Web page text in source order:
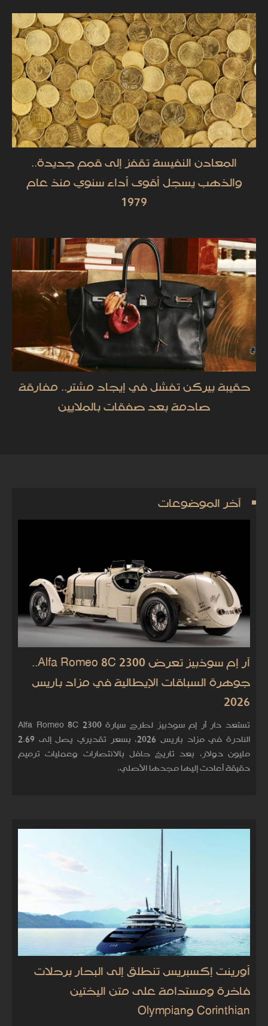
المعادن النفيسة تقفز إلى قمم جديدة..
والذهب يسجل أقوى أداء سنوي منذ عام
1979
حقيبة بيركن تفشل في إيجاد مشترٍ.. مفارقة
صادمة بعد صفقات بالملايين
آخر الموضوعات
آر إم سوذبيز تعرض Alfa Romeo 8C 2300..
جوهرة السباقات الإيطالية في مزاد باريس
2026
تستعد دار آر إم سوذبيز لطرح سيارة Alfa Romeo 8C 2300
النادرة في مزاد باريس 2026، بسعر تقديري يصل إلى 2.69
مليون دولار، بعد تاريخ حافل بالانتصارات وعمليات ترميم
دقيقة أعادت إليها مجدها الأصلي.
أورينت إكسبريس تنطلق إلى البحار برحلات
فاخرة ومستدامة على متن اليختين
Corinthian وOlympian